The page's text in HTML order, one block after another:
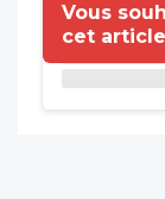
Vous
cet